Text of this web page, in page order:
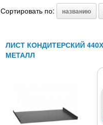
Сортировать по: названию
ЛИСТ КОНДИТЕРСКИЙ
МЕТАЛЛ